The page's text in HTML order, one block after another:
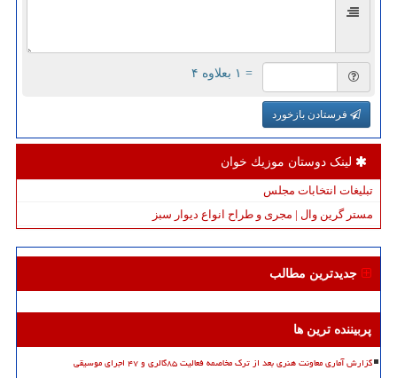
= ۱ بعلاوه ۴
فرستادن بازخورد
لینک دوستان موزیك خوان
تبلیغات انتخابات مجلس
مستر گرین وال | مجری و طراح انواع دیوار سبز
جدیدترین مطالب
پربیننده ترین ها
گزارش آماری معاونت هنری بعد از ترک مخاصمه فعالیت ۸۵گالری و ۴۷ اجرای موسیقی